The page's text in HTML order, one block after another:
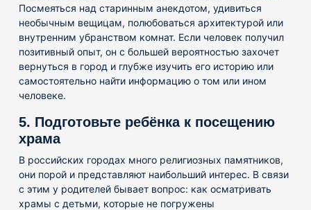
Посмеяться над старинным анекдотом, удивиться
необычным вещицам, полюбоваться архитектурой или
внутренним убранством комнат. Если человек получил
позитивный опыт, он с большей вероятностью захочет
вернуться в город и глубже изучить его историю или
самостоятельно найти информацию о том или ином
человеке.
5. Подготовьте ребёнка к посещению
храма
В российских городах много религиозных памятников,
они порой и представляют наибольший интерес. В связи
с этим у родителей бывает вопрос: как осматривать
храмы с детьми, которые не погружены